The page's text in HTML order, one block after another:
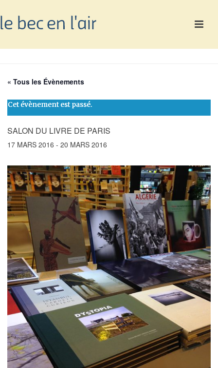
« Tous les Évènements
Cet évènement est passé.
SALON DU LIVRE DE PARIS
17 MARS 2016 - 20 MARS 2016